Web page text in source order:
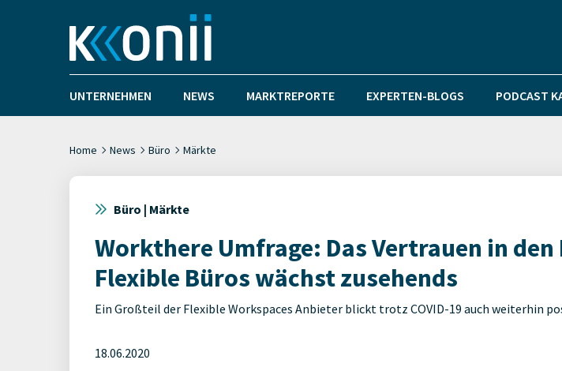
UNTERNEHMEN NEWS MARKTREPORTE EXPERTEN-BLOGS PODCAST
Home News Büro Märkte
Büro | Märkte
Workthere Umfrage: Das Vertrauen in
Flexible Büros wächst zusehends
Ein Großteil der Flexible Workspaces Anbieter blickt trotz COVID-19 auch weiterhin
18.06.2020